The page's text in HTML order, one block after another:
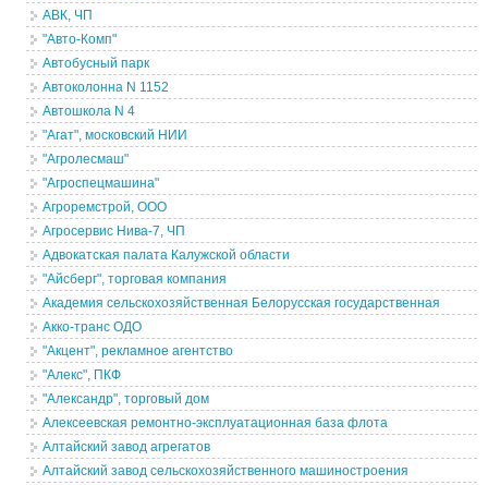
АВК, ЧП
"Авто-Комп"
Автобусный парк
Автоколонна N 1152
Автошкола N 4
"Агат", московский НИИ
"Агролесмаш"
"Агроспецмашина"
Агроремстрой, ООО
Агросервис Нива-7, ЧП
Адвокатская палата Калужской области
"Айсберг", торговая компания
Академия сельскохозяйственная Белорусская государственная
Акко-транс ОДО
"Акцент", рекламное агентство
"Алекс", ПКФ
"Александр", торговый дом
Алексеевская ремонтно-эксплуатационная база флота
Алтайский завод агрегатов
Алтайский завод сельскохозяйственного машиностроения